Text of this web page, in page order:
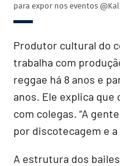
para expor nos eventos
Produtor cultural do
trabalha com
reggae há 8 anos e
anos. Ele explica
com colegas. “A
por discotecagem e
A estrutura dos